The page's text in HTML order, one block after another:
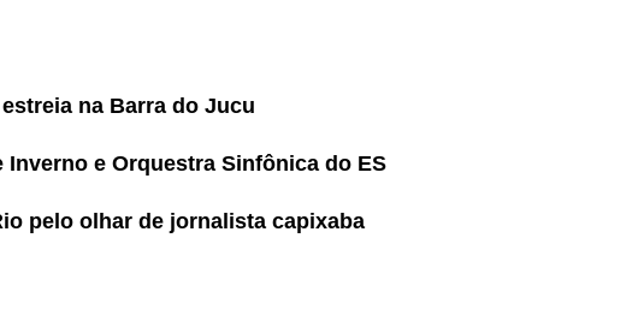
na Barra do Jucu
e Orquestra Sinfônica do ES
pelo olhar de jornalista capixaba